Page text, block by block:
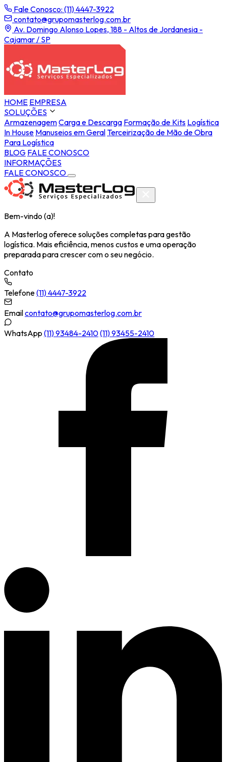
Fale Conosco: (11) 4447-3922
contato@grupomasterlog.com.br
Av. Domingo Alonso Lopes, 188 - Altos de Jordanesia -
Cajamar / SP
HOME EMPRESA
SOLUÇÕES
ArmazenagemCarga e Descarga Formação de Kits Logística
In House Manuseios em GeralTerceirização de Mão de Obra
Para Logística
BLOG FALE CONOSCO
INFORMAÇÕES
FALE CONOSCO
Bem-vindo (a)!
A Masterlog oferece soluções completas para gestão
logística. Mais eficiência, menos custos e uma operação
preparada para crescer com o seu negócio.
Contato
Telefone(11) 4447-3922
Emailcontato@grupomasterlog.com.br
WhatsApp (11) 93484-2410(11) 93455-2410